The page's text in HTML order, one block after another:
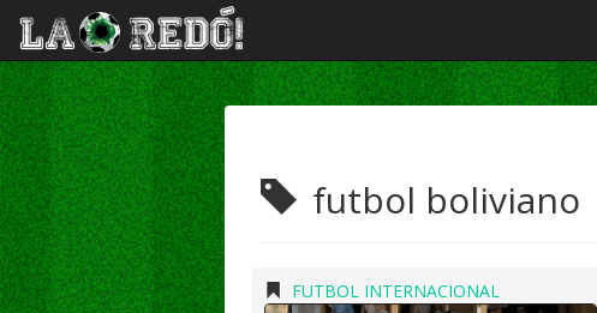
futbol boliviano
FUTBOL INTERNACIONAL